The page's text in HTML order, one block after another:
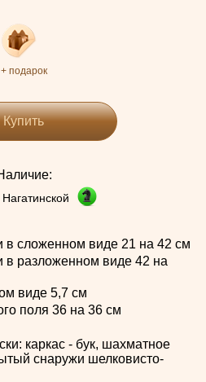
+ подарок
Купить
в сложенном виде 21 на 42 см
в разложенном виде 42 на
виде 5,7 см
поля 36 на 36 см
каркас - бук, шахматное
снаружи шелковисто-